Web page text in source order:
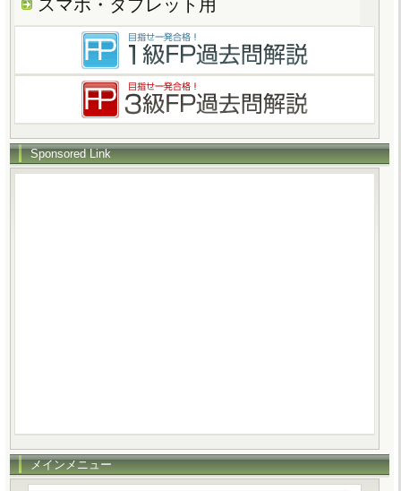
スマホ・タブレット用
Sponsored Link
メインメニュー